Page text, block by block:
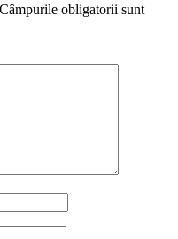
Câmpurile obligatorii sunt